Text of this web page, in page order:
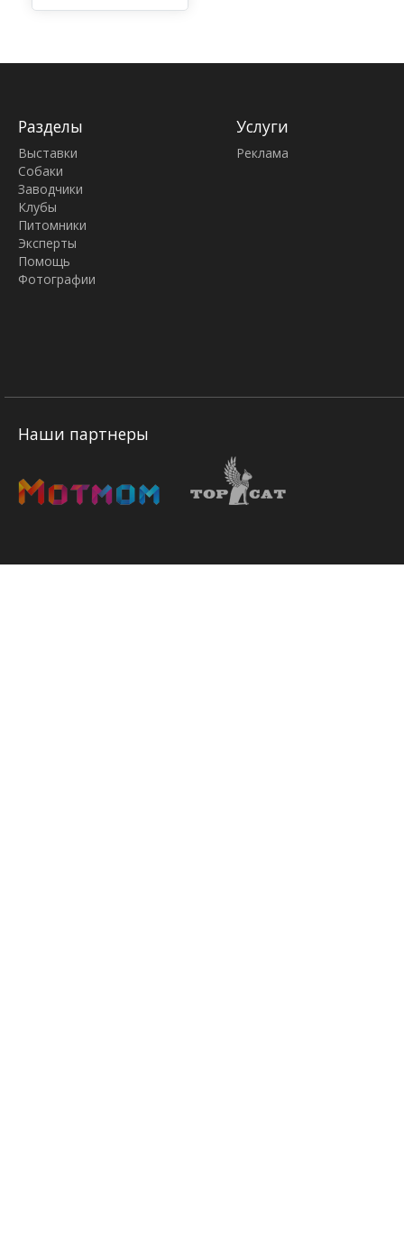
Разделы
Выставки
Собаки
Заводчики
Клубы
Питомники
Эксперты
Помощь
Фотографии
Услуги
Реклама
Наши партнеры